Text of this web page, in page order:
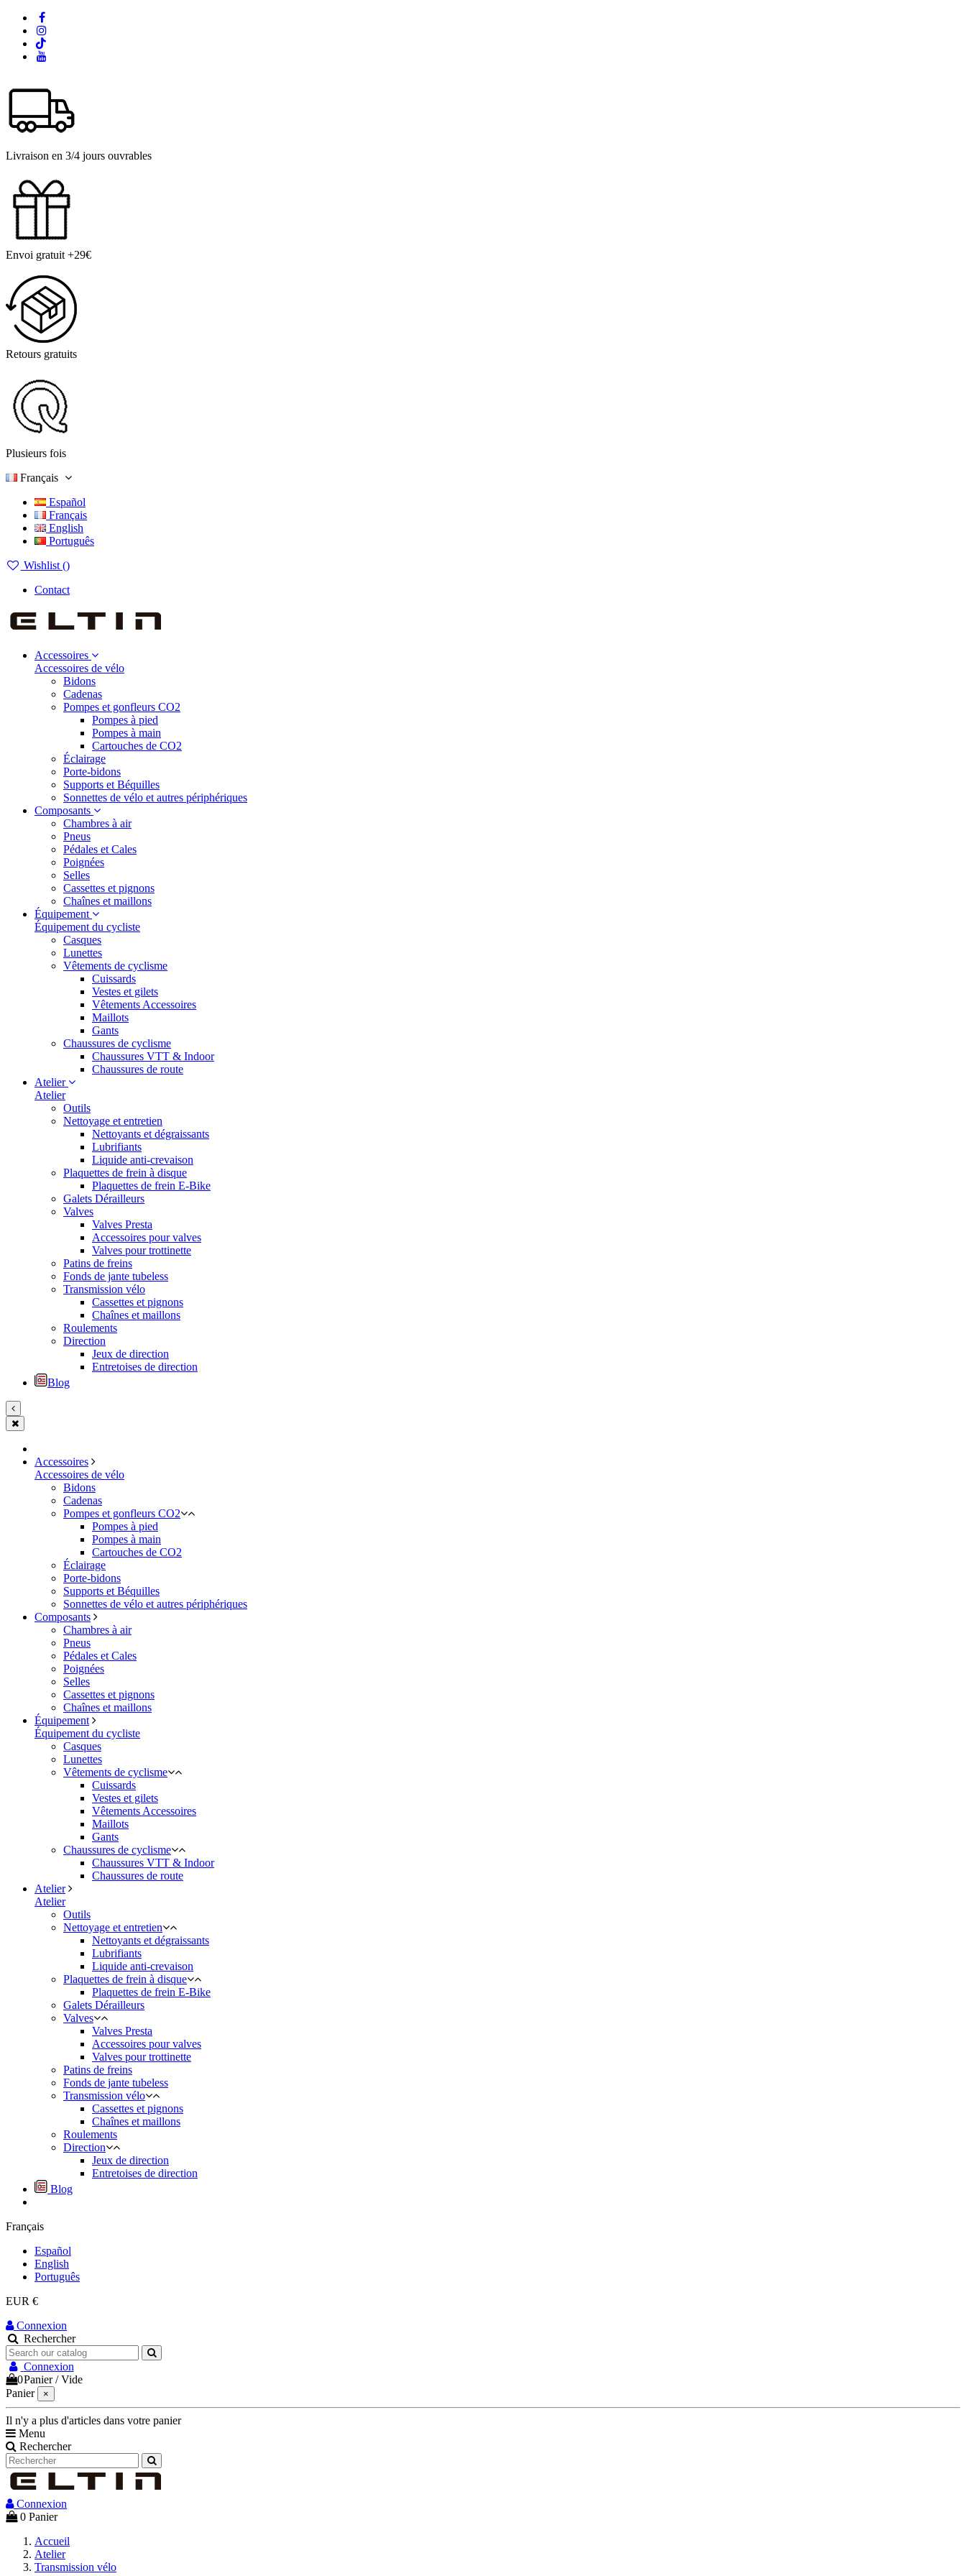
Livraison en 3/4 jours ouvrables
Envoi gratuit +29€
Retours gratuits
Plusieurs fois
Français
Español
Français
English
Português
Wishlist ()
Contact
Accessoires
Accessoires de vélo
Bidons
Cadenas
Pompes et gonfleurs CO2
Pompes à pied
Pompes à main
Cartouches de CO2
Éclairage
Porte-bidons
Supports et Béquilles
Sonnettes de vélo et autres périphériques
Composants
Chambres à air
Pneus
Pédales et Cales
Poignées
Selles
Cassettes et pignons
Chaînes et maillons
Équipement
Équipement du cycliste
Casques
Lunettes
Vêtements de cyclisme
Cuissards
Vestes et gilets
Vêtements Accessoires
Maillots
Gants
Chaussures de cyclisme
Chaussures VTT & Indoor
Chaussures de route
Atelier
Atelier
Outils
Nettoyage et entretien
Nettoyants et dégraissants
Lubrifiants
Liquide anti-crevaison
Plaquettes de frein à disque
Plaquettes de frein E-Bike
Galets Dérailleurs
Valves
Valves Presta
Accessoires pour valves
Valves pour trottinette
Patins de freins
Fonds de jante tubeless
Transmission vélo
Cassettes et pignons
Chaînes et maillons
Roulements
Direction
Jeux de direction
Entretoises de direction
Blog
Accessoires
Accessoires de vélo
Bidons
Cadenas
Pompes et gonfleurs CO2
Pompes à pied
Pompes à main
Cartouches de CO2
Éclairage
Porte-bidons
Supports et Béquilles
Sonnettes de vélo et autres périphériques
Composants
Chambres à air
Pneus
Pédales et Cales
Poignées
Selles
Cassettes et pignons
Chaînes et maillons
Équipement
Équipement du cycliste
Casques
Lunettes
Vêtements de cyclisme
Cuissards
Vestes et gilets
Vêtements Accessoires
Maillots
Gants
Chaussures de cyclisme
Chaussures VTT & Indoor
Chaussures de route
Atelier
Atelier
Outils
Nettoyage et entretien
Nettoyants et dégraissants
Lubrifiants
Liquide anti-crevaison
Plaquettes de frein à disque
Plaquettes de frein E-Bike
Galets Dérailleurs
Valves
Valves Presta
Accessoires pour valves
Valves pour trottinette
Patins de freins
Fonds de jante tubeless
Transmission vélo
Cassettes et pignons
Chaînes et maillons
Roulements
Direction
Jeux de direction
Entretoises de direction
Blog
Français
Español
English
Português
EUR €
Connexion
Rechercher
Connexion
0Panier /Vide
Panier
×
Il n'y a plus d'articles dans votre panier
Menu
Rechercher
Connexion
0 Panier
Accueil
Atelier
Transmission vélo